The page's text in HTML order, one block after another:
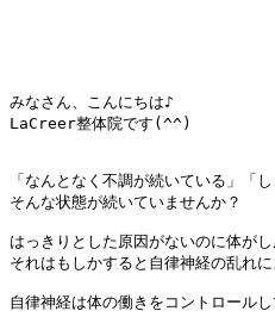
みなさん、こんにちは♪
LaCreer整体院です(^^)
「なんとなく不調が続いている」「
そんな状態が続いていませんか？
はっきりとした原因がないのに体がし
それはもしかすると自律神経の乱れ
自律神経は体の働きをコントロール